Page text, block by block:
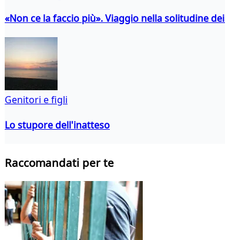
«Non ce la faccio più». Viaggio nella solitudine
Genitori e figli
Lo stupore dell'inatteso
Raccomandati per te